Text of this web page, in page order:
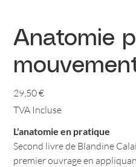
Anatomie
Prix
29,50 €
TVA Incluse
L'anatomie en pratique
Second livre de Blandine
premier ouvrage en